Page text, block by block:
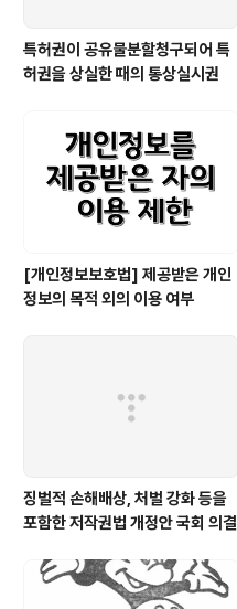
특허권이 공유물분할청구되어 특
허권을 상실한 때의 통상실시권
[개인정보보호법] 제공받은 개인
정보의 목적 외의 이용 여부
징벌적 손해배상, 처벌 강화 등을
포함한 저작권법 개정안 국회 의결